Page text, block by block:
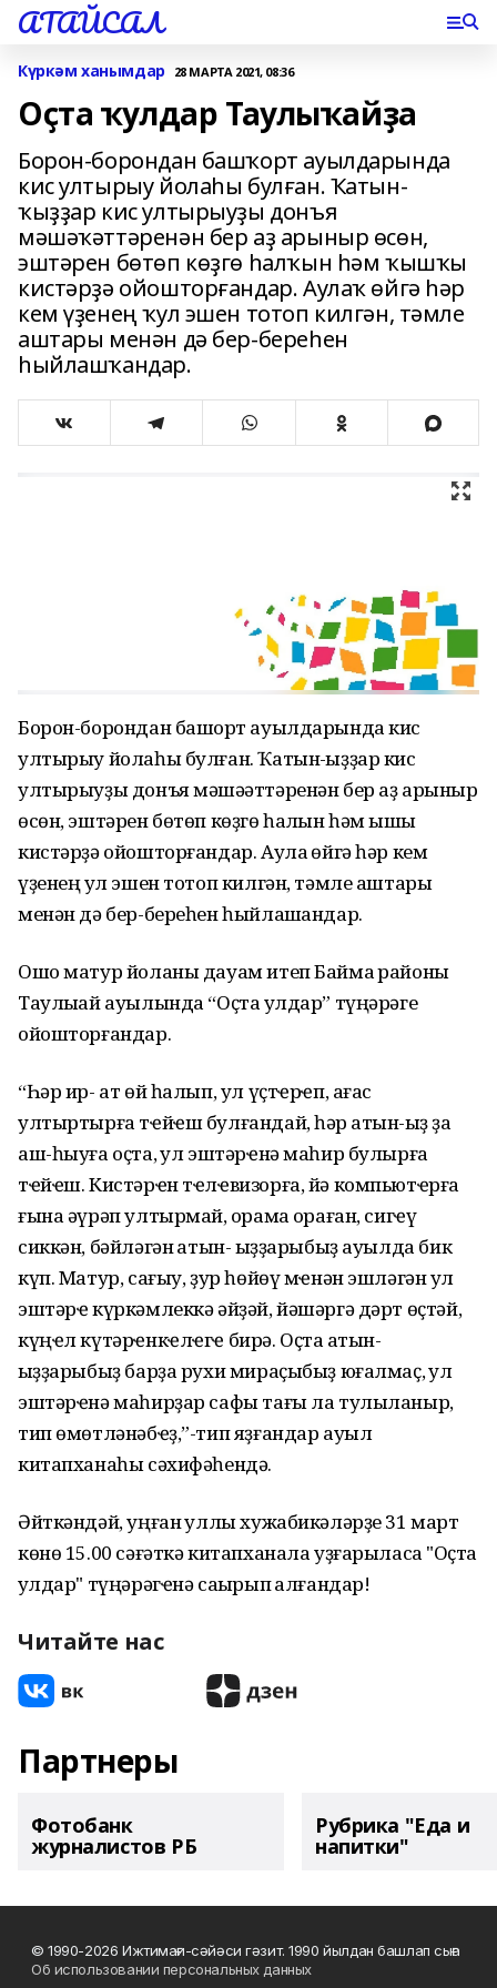
АТАЙСАЛ
Күркәм ханымдар 28 МАРТА 2021, 08:36
Оҫта ҡулдар Таулыҡайҙа
Борон-борондан башҡорт ауылдарында
кис ултырыу йолаһы булған. Ҡатын-
ҡыҙҙар кис ултырыуҙы донъя
мәшәҡәттәренән бер аҙ арыныр өсөн,
эштәрен бөтөп көҙгө һалҡын һәм ҡышҡы
кистәрҙә ойошторғандар. Аулаҡ өйгә һәр
кем үҙенең ҡул эшен тотоп килгән, тәмле
аштары менән дә бер-береһен
һыйлашҡандар.
Борон-борондан башҡорт ауылдарында кис
ултырыу йолаһы булған. Ҡатын-ҡыҙҙар кис
ултырыуҙы донъя мәшәҡәттәренән бер аҙ арыныр
өсөн, эштәрен бөтөп көҙгө һалҡын һәм ҡышҡы
кистәрҙә ойошторғандар. Аулаҡ өйгә һәр кем
үҙенең ҡул эшен тотоп килгән, тәмле аштары
менән дә бер-береһен һыйлашҡандар.
Ошо матур йоланы дауам итеп Баймаҡ районы
Таулыҡай ауылында “Оҫта ҡулдар” түңәрәге
ойошторғандар.
“Һәр ир- ат өй һалып, ул үҫтҽрҽп, ағас
ултыртырға тҽйҽш булғандай, һәр ҡатын-ҡыҙ ҙа
аш-һыуға оҫта, ҡул эштәрҽнә маһир булырға
тҽйҽш. Кистәрҽн тҽлҽвизорға, йә компьютҽрға
ғына әүрәп ултырмай, ҡорама ҡораған, сигҽү
сиккән, бәйләгән ҡатын- ҡыҙҙарыбыҙ ауылда бик
күп. Матур, сағыу, ҙур һөйөү мҽнән эшләгән ҡул
эштәрҽ күркәмлеккә әйҙәй, йәшәргә дәрт өҫтәй,
күңҽл күтәрҽнкҽлҽгҽ бирә. Оҫта ҡатын-
ҡыҙҙарыбыҙ барҙа рухи мираҫыбыҙ юғалмаҫ, ҡул
эштәрҽнә маһирҙар сафы тағы ла тулыланыр,
тип өмөтләнәбҽҙ,”-тип яҙғандар ауыл
китапханаһы сәхифәһендә.
Әйткәндәй, уңған ҡуллы хужабикәләрҙе 31 март
көнө 15.00 сәғәткә китапханала уҙғарыласаҡ "Оҫта
ҡулдар" түңәрәгҽнә саҡырып ҡалғандар!
Читайте нас
Партнеры
Фотобанк
журналистов РБ
Рубрика "Еда и
напитки"
© 1990-2026 Ижтимағи-сәйәси гәзит. 1990 йылдан башлап сыға
Об использовании персональных данных